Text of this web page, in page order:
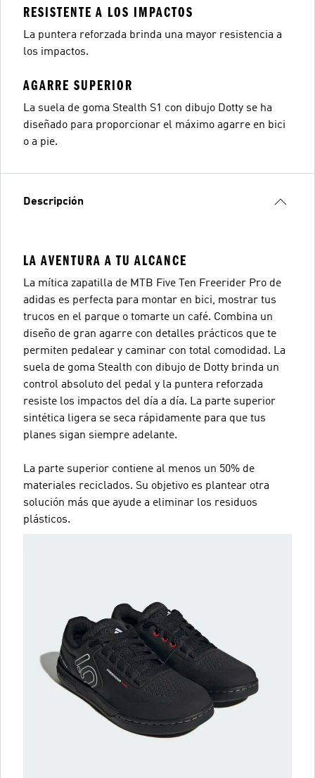
RESISTENTE A LOS IMPACTOS
La puntera reforzada brinda una mayor resistencia a
los impactos.
AGARRE SUPERIOR
La suela de goma Stealth S1 con dibujo Dotty se ha
diseñado para proporcionar el máximo agarre en bici
o a pie.
Descripción
LA AVENTURA A TU ALCANCE
La mítica zapatilla de MTB Five Ten Freerider Pro de
adidas es perfecta para montar en bici, mostrar tus
trucos en el parque o tomarte un café. Combina un
diseño de gran agarre con detalles prácticos que te
permiten pedalear y caminar con total comodidad. La
suela de goma Stealth con dibujo de Dotty brinda un
control absoluto del pedal y la puntera reforzada
resiste los impactos del día a día. La parte superior
sintética ligera se seca rápidamente para que tus
planes sigan siempre adelante.
La parte superior contiene al menos un 50% de
materiales reciclados. Su objetivo es plantear otra
solución más que ayude a eliminar los residuos
plásticos.